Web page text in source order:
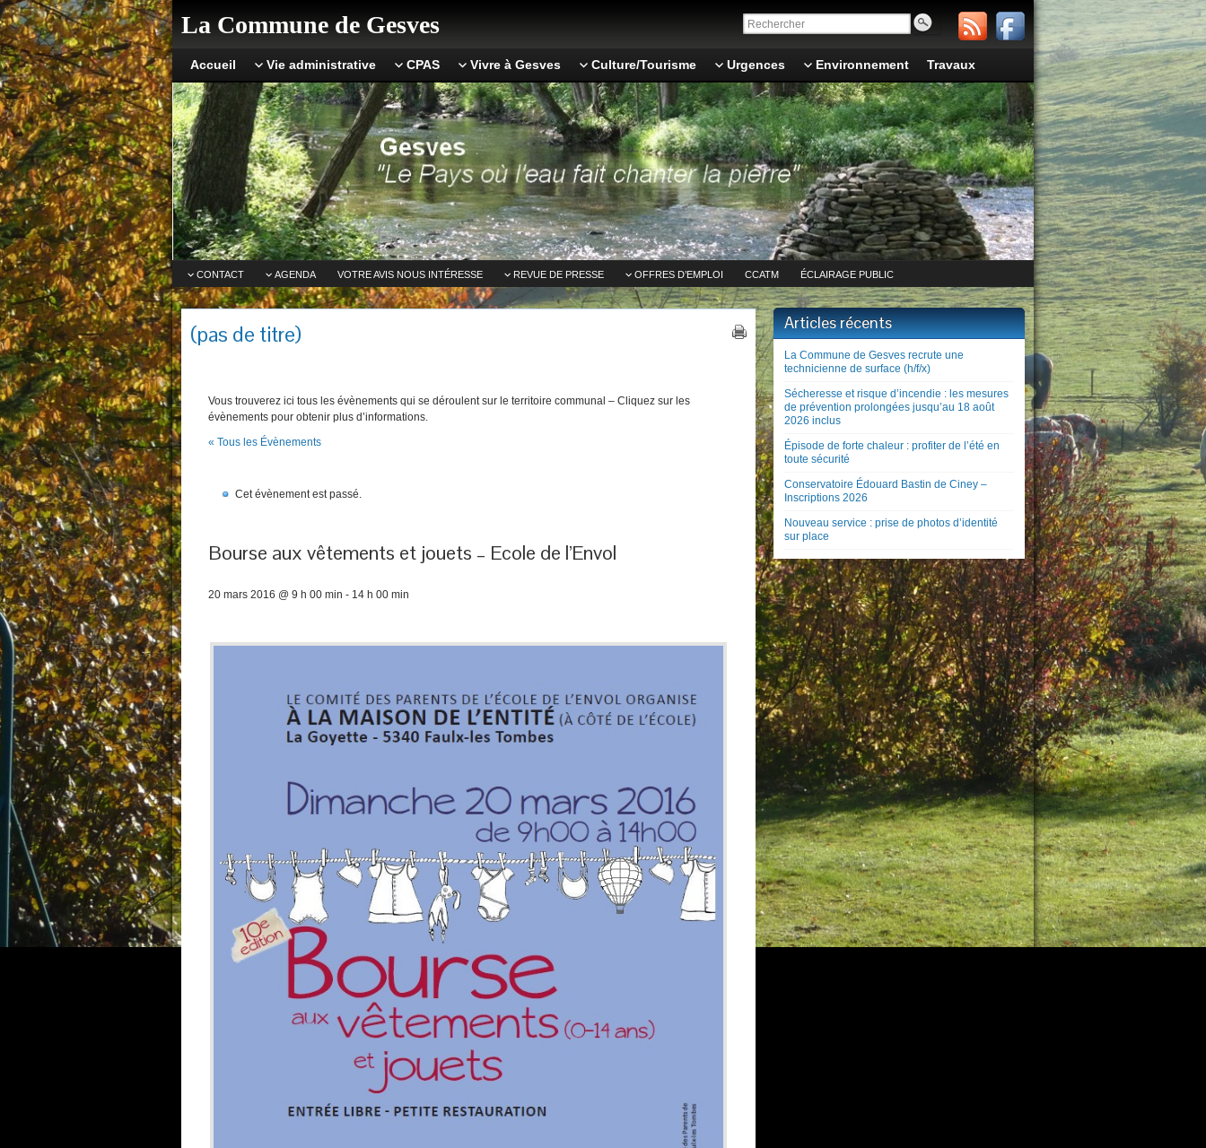
La Commune de Gesves
Accueil Vie administrative CPAS Vivre à Gesves Culture/Tourisme Urgences Environnement Travaux
CONTACT AGENDA VOTRE AVIS NOUS INTÉRESSE REVUE DE PRESSE OFFRES D’EMPLOI CCATM ÉCLAIRAGE PUBLIC
(pas de titre)
Vous trouverez ici tous les évènements qui se déroulent sur le territoire communal – Cliquez sur les
évènements pour obtenir plus d’informations.
« Tous les Évènements
Cet évènement est passé.
Bourse aux vêtements et jouets – Ecole de l’Envol
20 mars 2016 @ 9 h 00 min - 14 h 00 min
Articles récents
La Commune de Gesves recrute une
technicienne de surface (h/f/x)
Sécheresse et risque d’incendie : les mesures
de prévention prolongées jusqu’au 18 août
2026 inclus
Épisode de forte chaleur : profiter de l’été en
toute sécurité
Conservatoire Édouard Bastin de Ciney –
Inscriptions 2026
Nouveau service : prise de photos d’identité
sur place